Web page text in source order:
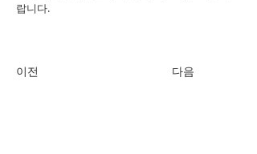
랍니다.
이전 다음